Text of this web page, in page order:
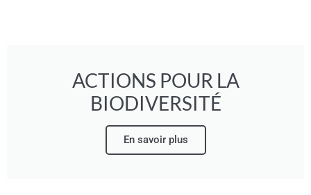
ACTIONS POUR LA
BIODIVERSITÉ
En savoir plus